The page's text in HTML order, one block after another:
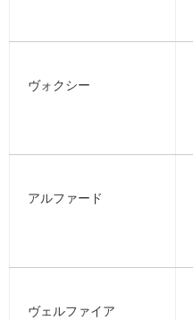
ヴォクシー
アルファード
ヴェルファイア